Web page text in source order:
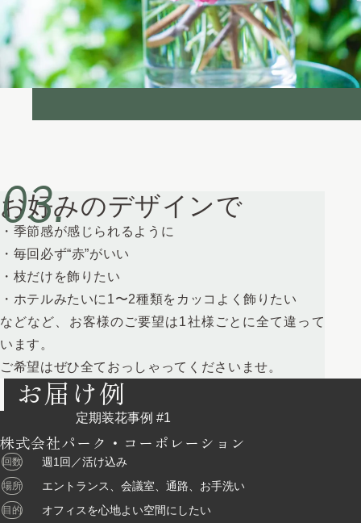
お好みのデザインで
・季節感が感じられるように
・毎回必ず“赤”がいい
・枝だけを飾りたい
・ホテルみたいに1〜2種類をカッコよく飾りたい
などなど、お客様のご要望は1社様ごとに全て違って
います。
ご希望はぜひ全ておっしゃってくださいませ。
お届け例
株式会社パーク・コーポレーション
回数 週1回／活け込み
場所 エントランス、会議室、通路、お手洗い
目的 オフィスを心地よい空間にしたい